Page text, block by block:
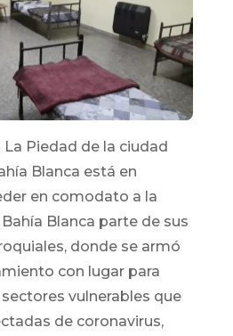
La Piedad de la ciudad
Blanca está en
en comodato a la
Blanca parte de sus
donde se armó
con lugar para
vulnerables que
de coronavirus,